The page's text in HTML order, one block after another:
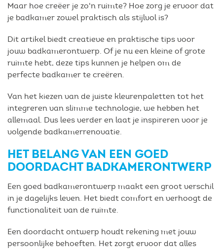
Maar hoe creëer je zo'n ruimte? Hoe zorg je ervoor dat
je badkamer zowel praktisch als stijlvol is?
Dit artikel biedt creatieve en praktische tips voor
jouw badkamerontwerp. Of je nu een kleine of grote
ruimte hebt, deze tips kunnen je helpen om de
perfecte badkamer te creëren.
Van het kiezen van de juiste kleurenpaletten tot het
integreren van slimme technologie, we hebben het
allemaal. Dus lees verder en laat je inspireren voor je
volgende badkamerrenovatie.
HET BELANG VAN EEN GOED
DOORDACHT BADKAMERONTWERP
Een goed badkamerontwerp maakt een groot verschil
in je dagelijks leven. Het biedt comfort en verhoogt de
functionaliteit van de ruimte.
Een doordacht ontwerp houdt rekening met jouw
persoonlijke behoeften. Het zorgt ervoor dat alles